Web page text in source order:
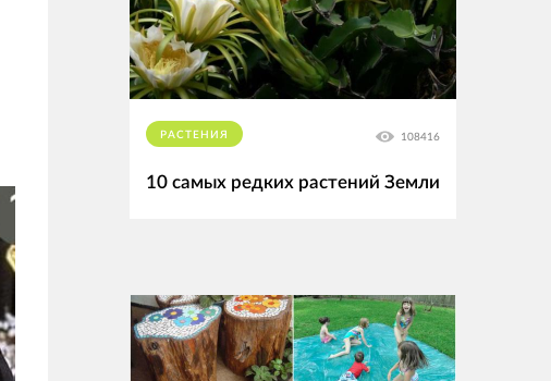
РАСТЕНИЯ 108416
10 самых редких растений Земли